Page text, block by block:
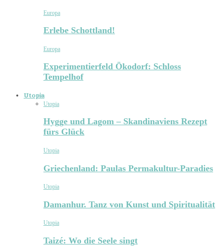
Europa
Erlebe Schottland!
Europa
Experimentierfeld Ökodorf: Schloss
Tempelhof
Utopia
Utopia
Hygge und Lagom – Skandinaviens Rezept
fürs Glück
Utopia
Griechenland: Paulas Permakultur-Paradies
Utopia
Damanhur. Tanz von Kunst und Spiritualität
Utopia
Taizé: Wo die Seele singt